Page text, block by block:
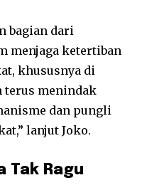
bagian dari
menjaga ketertiban
khususnya di
terus menindak
dan pungli
lanjut Joko.
Tak Ragu